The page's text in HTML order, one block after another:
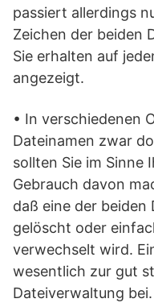
passiert allerdings
Zeichen der beiden
Sie erhalten auf
angezeigt.
• In verschiedenen
Dateinamen zwar
sollten Sie im Sinne
Gebrauch davon
daß eine der beiden
gelöscht oder
verwechselt wird.
wesentlich zur gut
Dateiverwaltung bei.